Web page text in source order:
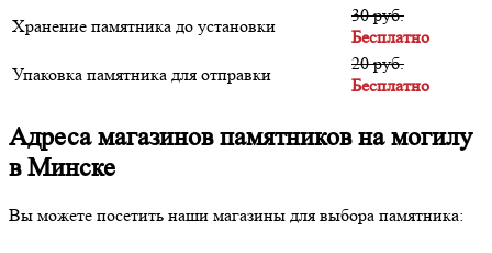
Хранение памятника до установки
30 руб.
Бесплатно
Упаковка памятника для отправки
20 руб.
Бесплатно
Адреса магазинов памятников на могилу
в Минске
Вы можете посетить наши магазины для выбора памятника: